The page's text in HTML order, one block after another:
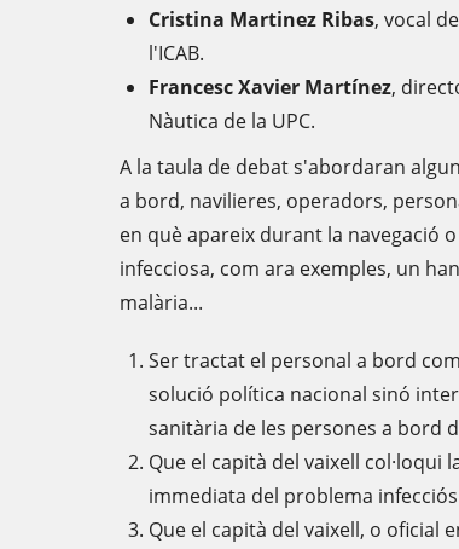
Cristina Martinez Ribas, vocal
l'ICAB.
Francesc Xavier Martínez,
Nàutica de la UPC.
A la taula de debat s'abordaran
a bord, navilieres, operadors,
en què apareix durant la navegació
infecciosa, com ara exemples, un
malària...
Ser tractat el personal a bord
solució política nacional sinó
sanitària de les persones a bord
Que el capità del vaixell col·loqui
immediata del problema
Que el capità del vaixell, o oficial